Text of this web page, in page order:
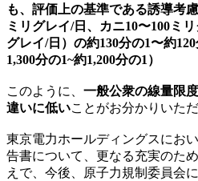
も、評価上の基準である誘導考
ミリグレイ/日、カニ10〜100ミ
グレイ/日）の約130分の1〜約
1,300分の1~約1,200分の1）
このように、 一般公衆の線量限
違いに低いことがお分かりいた
東京電力ホールディングスにお
告書について、更なる充実のた
えで、今後、原子力規制委員会